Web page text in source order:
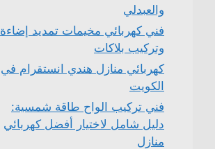
والعبدلي
فني كهربائي مخيمات تمديد إضاءة
وتركيب بلاكات
كهربائي منازل هندي انستقرام في
الكويت
فني تركيب الواح طاقة شمسية:
دليل شامل لاختيار أفضل كهربائي
منازل